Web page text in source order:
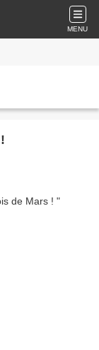
MENU